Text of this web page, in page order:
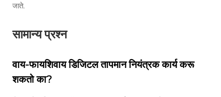
जाते.
सामान्य प्रश्न
वाय-फायशिवाय डिजिटल तापमान नियंत्रक कार्य करू
शकतो का?